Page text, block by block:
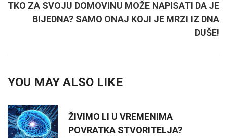
TKO ZA SVOJU DOMOVINU MOŽE NAPISATI DA JE
BIJEDNA? SAMO ONAJ KOJI JE MRZI IZ DNA
DUŠE!
YOU MAY ALSO LIKE
ŽIVIMO LI U VREMENIMA
POVRATKA STVORITELJA?